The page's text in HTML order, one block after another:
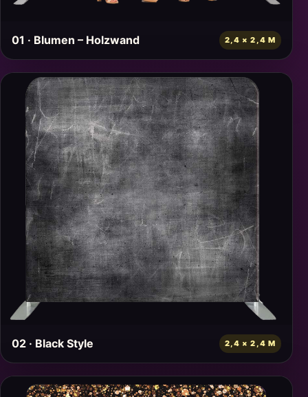
01 · Blumen – Holzwand 2,4 × 2,4 M
02 · Black Style 2,4 × 2,4 M